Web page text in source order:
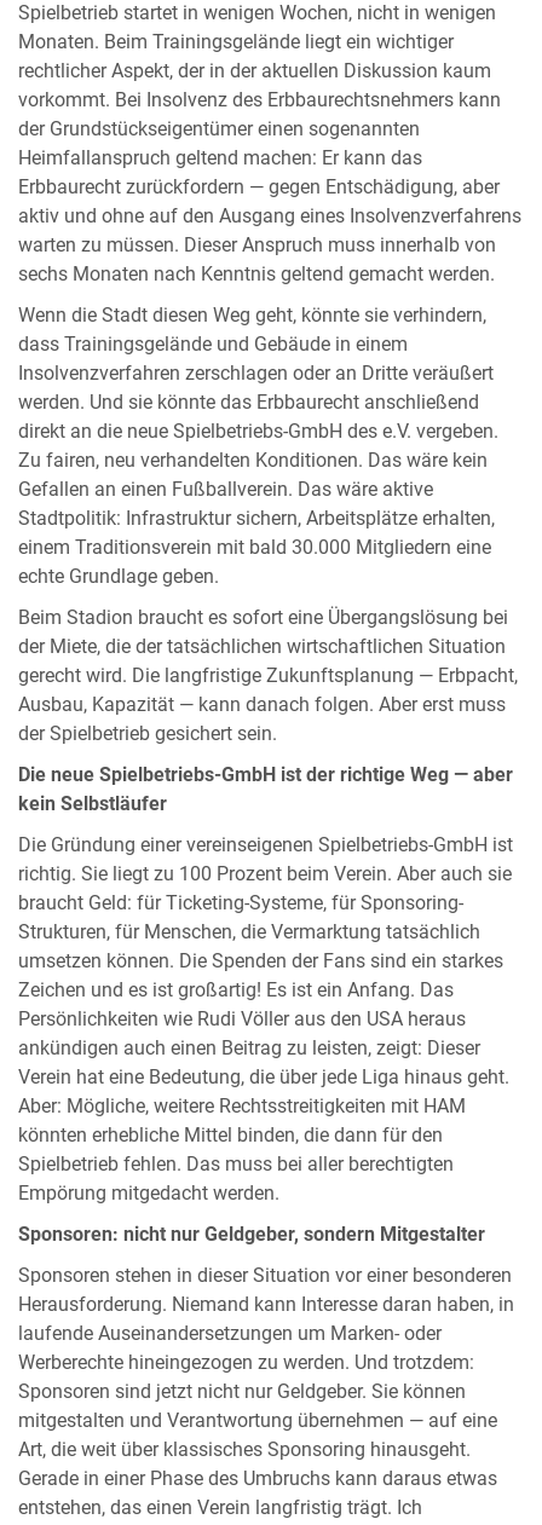
Spielbetrieb startet in wenigen Wochen, nicht in wenigen
Monaten. Beim Trainingsgelände liegt ein wichtiger
rechtlicher Aspekt, der in der aktuellen Diskussion kaum
vorkommt. Bei Insolvenz des Erbbaurechtsnehmers kann
der Grundstückseigentümer einen sogenannten
Heimfallanspruch geltend machen: Er kann das
Erbbaurecht zurückfordern — gegen Entschädigung, aber
aktiv und ohne auf den Ausgang eines Insolvenzverfahrens
warten zu müssen. Dieser Anspruch muss innerhalb von
sechs Monaten nach Kenntnis geltend gemacht werden.
Wenn die Stadt diesen Weg geht, könnte sie verhindern,
dass Trainingsgelände und Gebäude in einem
Insolvenzverfahren zerschlagen oder an Dritte veräußert
werden. Und sie könnte das Erbbaurecht anschließend
direkt an die neue Spielbetriebs-GmbH des e.V. vergeben.
Zu fairen, neu verhandelten Konditionen. Das wäre kein
Gefallen an einen Fußballverein. Das wäre aktive
Stadtpolitik: Infrastruktur sichern, Arbeitsplätze erhalten,
einem Traditionsverein mit bald 30.000 Mitgliedern eine
echte Grundlage geben.
Beim Stadion braucht es sofort eine Übergangslösung bei
der Miete, die der tatsächlichen wirtschaftlichen Situation
gerecht wird. Die langfristige Zukunftsplanung — Erbpacht,
Ausbau, Kapazität — kann danach folgen. Aber erst muss
der Spielbetrieb gesichert sein.
Die neue Spielbetriebs-GmbH ist der richtige Weg — aber
kein Selbstläufer
Die Gründung einer vereinseigenen Spielbetriebs-GmbH ist
richtig. Sie liegt zu 100 Prozent beim Verein. Aber auch sie
braucht Geld: für Ticketing-Systeme, für Sponsoring-
Strukturen, für Menschen, die Vermarktung tatsächlich
umsetzen können. Die Spenden der Fans sind ein starkes
Zeichen und es ist großartig! Es ist ein Anfang. Das
Persönlichkeiten wie Rudi Völler aus den USA heraus
ankündigen auch einen Beitrag zu leisten, zeigt: Dieser
Verein hat eine Bedeutung, die über jede Liga hinaus geht.
Aber: Mögliche, weitere Rechtsstreitigkeiten mit HAM
könnten erhebliche Mittel binden, die dann für den
Spielbetrieb fehlen. Das muss bei aller berechtigten
Empörung mitgedacht werden.
Sponsoren: nicht nur Geldgeber, sondern Mitgestalter
Sponsoren stehen in dieser Situation vor einer besonderen
Herausforderung. Niemand kann Interesse daran haben, in
laufende Auseinandersetzungen um Marken- oder
Werberechte hineingezogen zu werden. Und trotzdem:
Sponsoren sind jetzt nicht nur Geldgeber. Sie können
mitgestalten und Verantwortung übernehmen — auf eine
Art, die weit über klassisches Sponsoring hinausgeht.
Gerade in einer Phase des Umbruchs kann daraus etwas
entstehen, das einen Verein langfristig trägt. Ich